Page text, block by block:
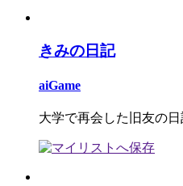
きみの日記
aiGame
大学で再会した旧友の